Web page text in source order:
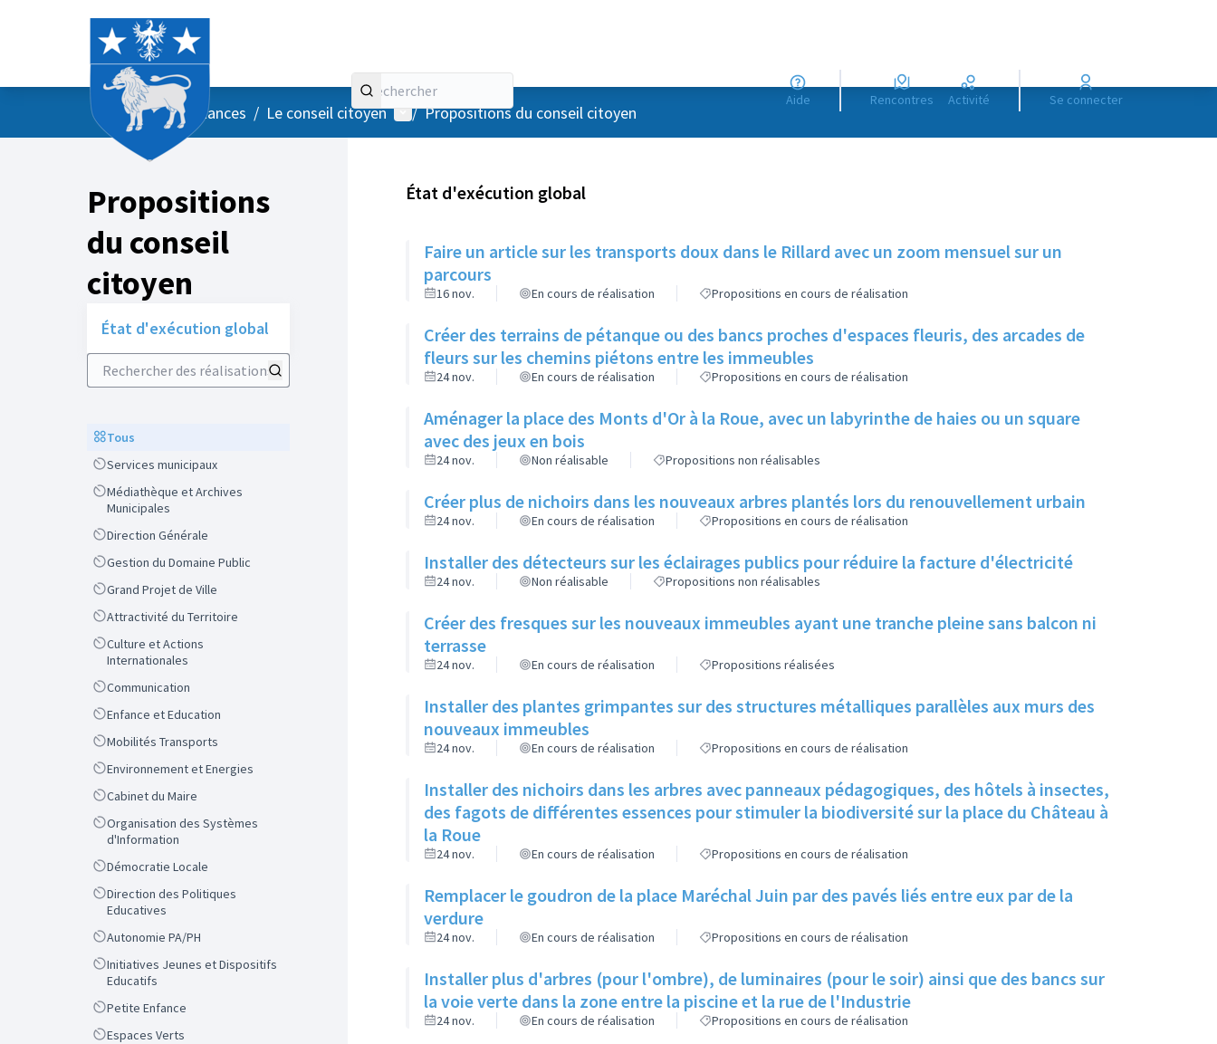
Aide Rencontres Activité Se connecter
AccueilMenu principal
/ Vos instances / Le conseil citoyen Menu utilisateur
/ Propositions du conseil citoyen
Propositions
du conseil
citoyen
État d'exécution global
Rechercher des réalisations
ScopeTous
ScopeServices municipaux
Scope
Médiathèque et Archives
Municipales
ScopeDirection Générale
ScopeGestion du Domaine Public
ScopeGrand Projet de Ville
ScopeAttractivité du Territoire
Scope
Culture et Actions
Internationales
ScopeCommunication
ScopeEnfance et Education
ScopeMobilités Transports
ScopeEnvironnement et Energies
ScopeCabinet du Maire
Scope
Organisation des Systèmes
d'Information
ScopeDémocratie Locale
Scope
Direction des Politiques
Educatives
ScopeAutonomie PA/PH
Scope
Initiatives Jeunes et Dispositifs
Educatifs
ScopePetite Enfance
ScopeEspaces Verts
État d'exécution global
Faire un article sur les transports doux dans le Rillard avec un zoom mensuel sur un
parcours
16 nov. En cours de réalisation Propositions en cours de réalisation
Créer des terrains de pétanque ou des bancs proches d'espaces fleuris, des arcades de
fleurs sur les chemins piétons entre les immeubles
24 nov. En cours de réalisation Propositions en cours de réalisation
Aménager la place des Monts d'Or à la Roue, avec un labyrinthe de haies ou un square
avec des jeux en bois
24 nov. Non réalisable Propositions non réalisables
Créer plus de nichoirs dans les nouveaux arbres plantés lors du renouvellement urbain
24 nov. En cours de réalisation Propositions en cours de réalisation
Installer des détecteurs sur les éclairages publics pour réduire la facture d'électricité
24 nov. Non réalisable Propositions non réalisables
Créer des fresques sur les nouveaux immeubles ayant une tranche pleine sans balcon ni
terrasse
24 nov. En cours de réalisation Propositions réalisées
Installer des plantes grimpantes sur des structures métalliques parallèles aux murs des
nouveaux immeubles
24 nov. En cours de réalisation Propositions en cours de réalisation
Installer des nichoirs dans les arbres avec panneaux pédagogiques, des hôtels à insectes,
des fagots de différentes essences pour stimuler la biodiversité sur la place du Château à
la Roue
24 nov. En cours de réalisation Propositions en cours de réalisation
Remplacer le goudron de la place Maréchal Juin par des pavés liés entre eux par de la
verdure
24 nov. En cours de réalisation Propositions en cours de réalisation
Installer plus d'arbres (pour l'ombre), de luminaires (pour le soir) ainsi que des bancs sur
la voie verte dans la zone entre la piscine et la rue de l'Industrie
24 nov. En cours de réalisation Propositions en cours de réalisation